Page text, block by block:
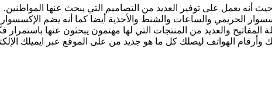
يعمل على توفير العديد من التصاميم التي يبحث عنها المواطنين.
الحريمي والساعات والشنط والأحذية أيضا كما أنه يضم
والعديد من المنتجات التي لها مهتمون يبحثون عنها
وأرقام الهواتف ليصلك كل ما هو جديد من على الموقع عبر ايميلك